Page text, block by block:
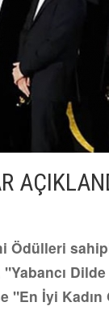
Ödülleri
"En İyi Kadın